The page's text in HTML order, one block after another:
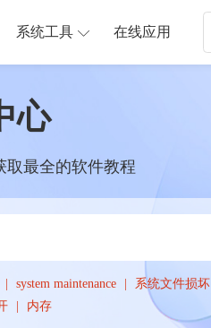
系统工具 在线应用
心
取最全的软件教程
system maintenance
系统文件损坏
内存